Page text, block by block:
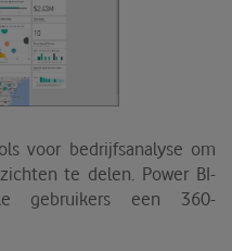
voor bedrijfsanalyse om
te delen. Power BI-
gebruikers een 360-